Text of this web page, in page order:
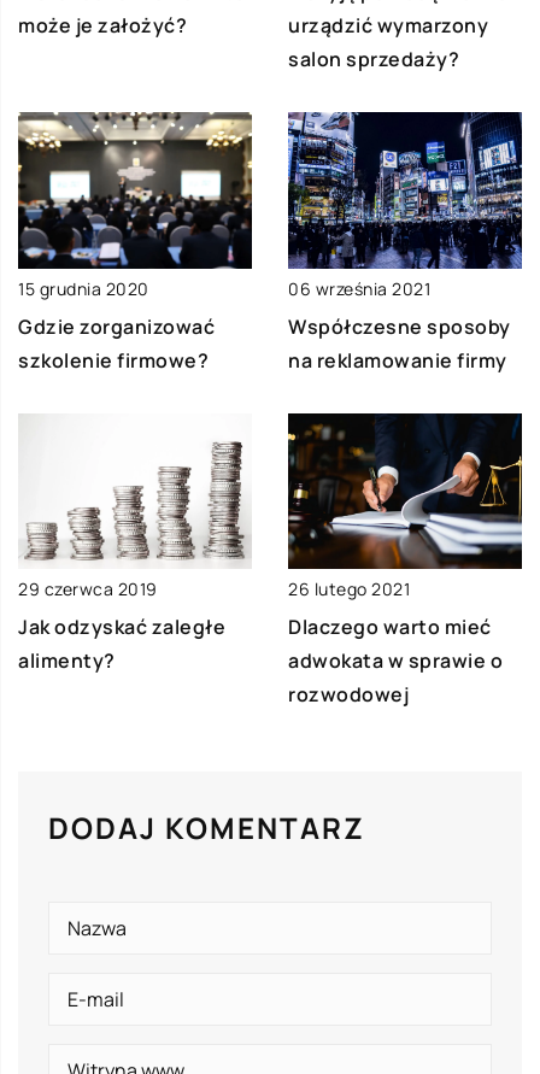
może je założyć?
urządzić wymarzony
salon sprzedaży?
15 grudnia 2020
Gdzie zorganizować
szkolenie firmowe?
06 września 2021
Współczesne sposoby
na reklamowanie firmy
29 czerwca 2019
Jak odzyskać zaległe
alimenty?
26 lutego 2021
Dlaczego warto mieć
adwokata w sprawie o
rozwodowej
DODAJ KOMENTARZ